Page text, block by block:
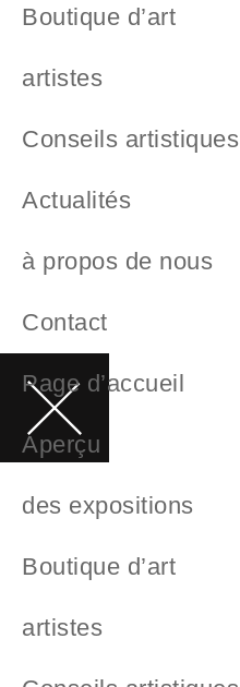
Boutique d’art
artistes
Conseils artistiques
Actualités
à propos de nous
Contact
Page d’accueil
Aperçu
des expositions
Boutique d’art
artistes